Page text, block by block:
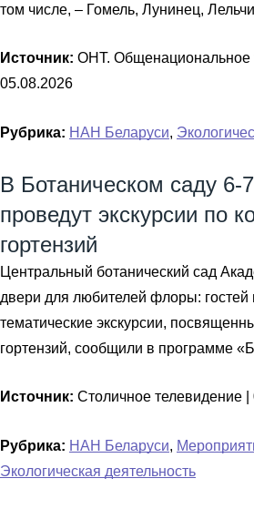
том числе, – Гомель, Лунинец,
Источник: ОНТ. Общенациональное
05.08.2026
Рубрика: НАН Беларуси,
В Ботаническом саду 6-
проведут экскурсии по
гортензий
Центральный ботанический сад
двери для любителей флоры:
тематические экскурсии,
гортензий, сообщили в программе
Источник: Столичное телевидение |
Рубрика: НАН Беларуси,
Экологическая деятельность